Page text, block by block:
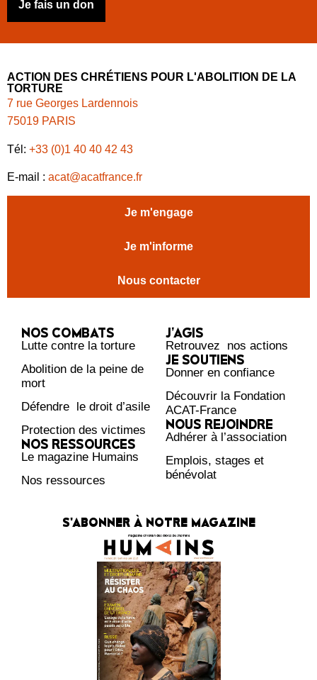
Je fais un don
ACTION DES CHRÉTIENS POUR L'ABOLITION DE LA
TORTURE
7 rue Georges Lardennois
75019 PARIS
Tél: +33 (0)1 40 40 42 43
E-mail : acat@acatfrance.fr
Je m'engage
Je m'informe
Nous contacter
NOS COMBATS
Lutte contre la torture
Abolition de la peine de
mort
Défendre le droit d’asile
Protection des victimes
NOS RESSOURCES
Le magazine Humains
Nos ressources
J’AGIS
Retrouvez nos actions
JE SOUTIENS
Donner en confiance
Découvrir la Fondation
ACAT-France
NOUS REJOINDRE
Adhérer à l’association
Emplois, stages et
bénévolat
S'ABONNER À NOTRE MAGAZINE